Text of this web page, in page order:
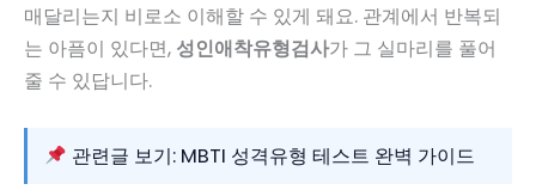
매달리는지 비로소 이해할 수 있게 돼요. 관계에서 반복되
는 아픔이 있다면, 성인애착유형검사가 그 실마리를 풀어
줄 수 있답니다.
관련글 보기: MBTI 성격유형 테스트 완벽 가이드